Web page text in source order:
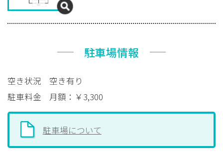
駐車場情報
空き状況
空き有り
駐車料金
月額：￥3,300
駐車場について